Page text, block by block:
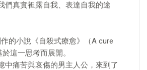
們真實袒露自我、表達自我的途
的小說《自殺式療愈》（A cure
這一思考而展開。
中痛苦與哀傷的男主人公，來到了